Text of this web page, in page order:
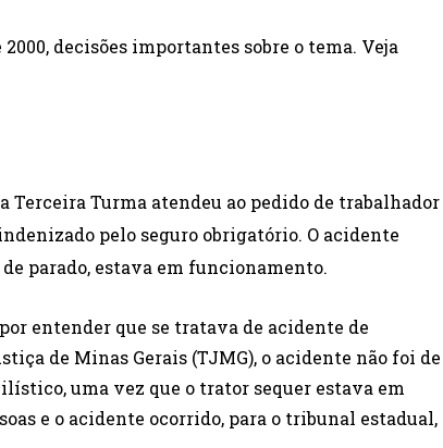
decisões importantes sobre o tema. Veja
Terceira Turma atendeu ao pedido de trabalhador
pelo seguro obrigatório. O acidente
parado, estava em funcionamento.
entender que se tratava de acidente de
de Minas Gerais (TJMG), o acidente não foi de
uma vez que o trator sequer estava em
e o acidente ocorrido, para o tribunal estadual,